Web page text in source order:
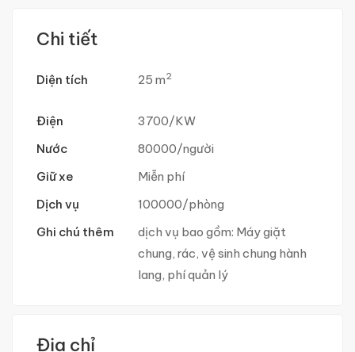
Chi tiết
Diện tích 25 m2
Điện
3700/KW
Nước
80000/người
Giữ xe
Miễn phí
Dịch vụ
100000/phòng
Ghi chú thêm
dịch vụ bao gồm: Máy giặt
chung, rác, vệ sinh chung hành
lang, phí quản lý
Địa chỉ